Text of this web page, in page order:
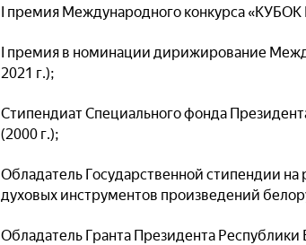
I премия Международного конкурса
I премия в номинации дирижирование
2021 г.);
Стипендиат Специального фонда
(2000 г.);
Обладатель Государственной стипендии
духовых инструментов произведений
Обладатель Гранта Президента Республики